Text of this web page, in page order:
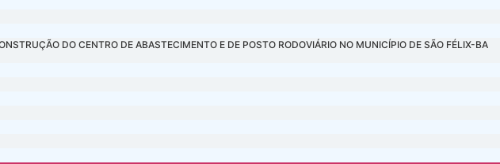
DO CENTRO DE ABASTECIMENTO E DE POSTO RODOVIÁRIO NO MUNICÍPIO DE SÃO FÉLIX-BA